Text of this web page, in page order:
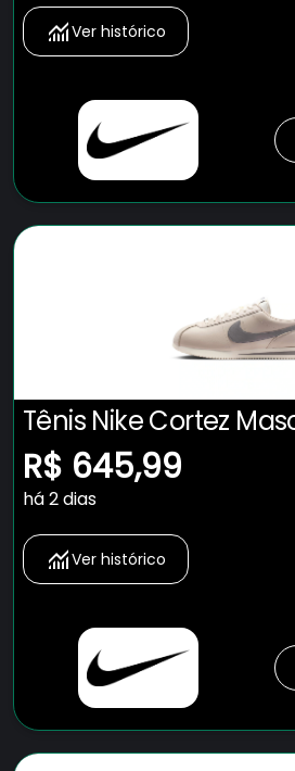
Ver histórico
Tênis Nike Cortez
R$ 645,99
há 2 dias
Ver histórico